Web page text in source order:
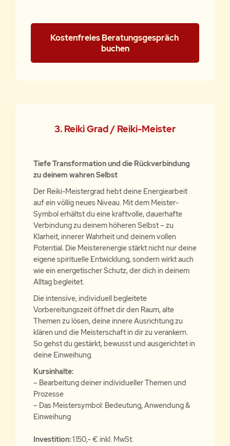
Kostenfreies Beratungsgespräch
buchen
3. Reiki Grad / Reiki-Meister
Tiefe Transformation und die Rückverbindung
zu deinem wahren Selbst
Der Reiki-Meistergrad hebt deine Energiearbeit
auf ein völlig neues Niveau. Mit dem Meister-
Symbol erhältst du eine kraftvolle, dauerhafte
Verbindung zu deinem höheren Selbst – zu
Klarheit, innerer Wahrheit und deinem vollen
Potential. Die Meisterenergie stärkt nicht nur deine
eigene spirituelle Entwicklung, sondern wirkt auch
wie ein energetischer Schutz, der dich in deinem
Alltag begleitet.
Die intensive, individuell begleitete
Vorbereitungszeit öffnet dir den Raum, alte
Themen zu lösen, deine innere Ausrichtung zu
klären und die Meisterschaft in dir zu verankern.
So gehst du gestärkt, bewusst und ausgerichtet in
deine Einweihung.
Kursinhalte:
– Bearbeitung deiner individueller Themen und
Prozesse
– Das Meistersymbol: Bedeutung, Anwendung &
Einweihung
Investition:1.150,- € inkl. MwSt.